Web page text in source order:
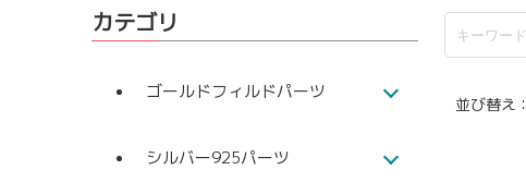
並び替え：
カテゴリ
ゴールドフィルドパーツ
シルバー925パーツ